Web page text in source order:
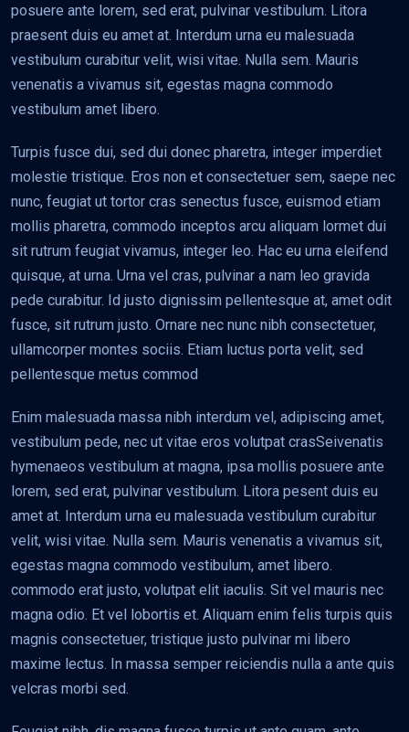
posuere ante lorem, sed erat, pulvinar vestibulum. Litora
praesent duis eu amet at. Interdum urna eu malesuada
vestibulum curabitur velit, wisi vitae. Nulla sem. Mauris
venenatis a vivamus sit, egestas magna commodo
vestibulum amet libero.
Turpis fusce dui, sed dui donec pharetra, integer imperdiet
molestie tristique. Eros non et consectetuer sem, saepe nec
nunc, feugiat ut tortor cras senectus fusce, euismod etiam
mollis pharetra, commodo inceptos arcu aliquam lormet dui
sit rutrum feugiat vivamus, integer leo. Hac eu urna eleifend
quisque, at urna. Urna vel cras, pulvinar a nam leo gravida
pede curabitur. Id justo dignissim pellentesque at, amet odit
fusce, sit rutrum justo. Ornare nec nunc nibh consectetuer,
ullamcorper montes sociis. Etiam luctus porta velit, sed
pellentesque metus commod
Enim malesuada massa nibh interdum vel, adipiscing amet,
vestibulum pede, nec ut vitae eros volutpat crasSeivenatis
hymenaeos vestibulum at magna, ipsa mollis posuere ante
lorem, sed erat, pulvinar vestibulum. Litora pesent duis eu
amet at. Interdum urna eu malesuada vestibulum curabitur
velit, wisi vitae. Nulla sem. Mauris venenatis a vivamus sit,
egestas magna commodo vestibulum, amet libero.
commodo erat justo, volutpat elit iaculis. Sit vel mauris nec
magna odio. Et vel lobortis et. Aliquam enim felis turpis quis
magnis consectetuer, tristique justo pulvinar mi libero
maxime lectus. In massa semper reiciendis nulla a ante quis
velcras morbi sed.